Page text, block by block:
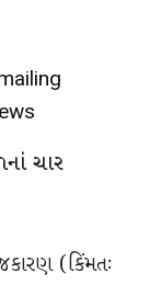
ચાર
(કિંમતઃ